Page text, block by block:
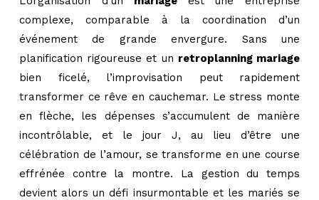
complexe, comparable à la coordination d’un
événement de grande envergure. Sans une
planification rigoureuse et un retroplanning mariage
bien ficelé, l’improvisation peut rapidement
transformer ce rêve en cauchemar. Le stress monte
en flèche, les dépenses s’accumulent de manière
incontrôlable, et le jour J, au lieu d’être une
célébration de l’amour, se transforme en une course
effrénée contre la montre. La gestion du temps
devient alors un défi insurmontable et les mariés se